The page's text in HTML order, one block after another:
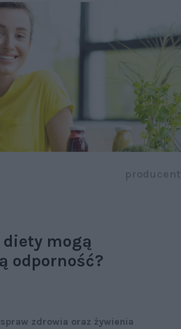
mogą
odporność?
zdrowia oraz żywienia